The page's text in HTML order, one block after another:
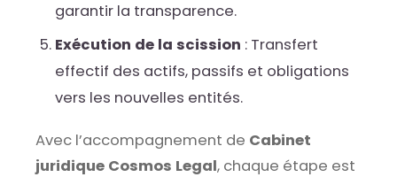
garantir la transparence.
Exécution de la scission : Transfert
effectif des actifs, passifs et obligations
vers les nouvelles entités.
Avec l’accompagnement de Cabinet
juridique Cosmos Legal, chaque étape est